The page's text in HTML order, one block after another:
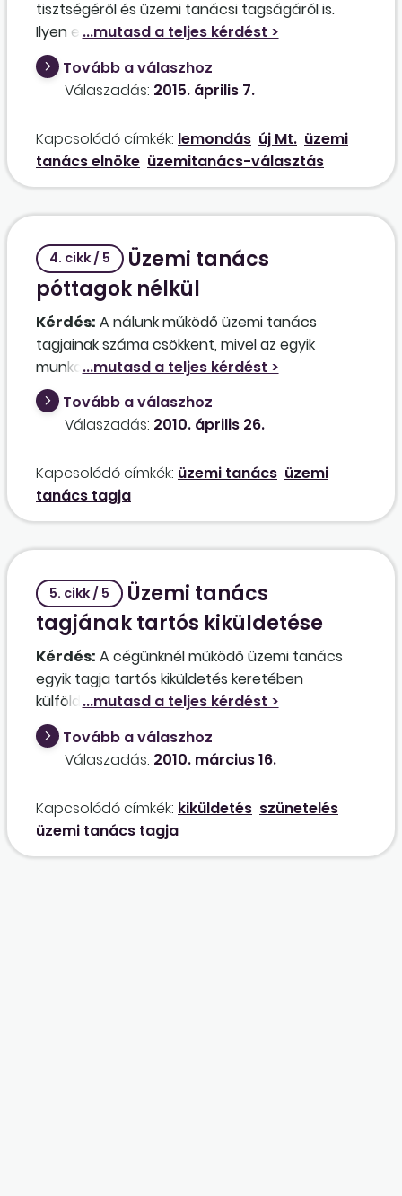
tisztségéről és üzemi tanácsi tagságáról is.
Ilyen esetben hány napon belül kell
megválasztani az új elnököt? Alkalmazható a
megalakulásnál irányadó 15 nap? A
behívását az új elnök megválasztása előtt,
Tovább a válaszhoz
Válaszadás: 2015. április 7.
Kapcsolódó címkék: lemondás új Mt. üzemi
tanács elnöke üzemitanács-választás
4. cikk / 5
Üzemi tanács
póttagok nélkül
Kérdés: A nálunk működő üzemi tanács
tagjainak száma csökkent, mivel az egyik
munkavállaló munkaviszonya megszűnt. A
póttag
tagságot. A kérdésem, hogy megtehetik-e ezt,
és ha elfogy az összes póttag, akkor mi
újat kell választani?
Tovább a válaszhoz
Válaszadás: 2010. április 26.
Kapcsolódó címkék: üzemi tanács üzemi
tanács tagja
5. cikk / 5
Üzemi tanács
tagjának tartós kiküldetése
Kérdés: A cégünknél működő üzemi tanács
egyik tagja tartós kiküldetés keretében
külföldön fog munkát végezni, előreláthatólag
3 hónapig. Ez érinti az üzemi tanács tagjaként
betöltött funkcióját? Be kell, vagy be lehet hívni
helyette póttag ot?
Tovább a válaszhoz
Válaszadás: 2010. március 16.
Kapcsolódó címkék: kiküldetés szünetelés
üzemi tanács tagja